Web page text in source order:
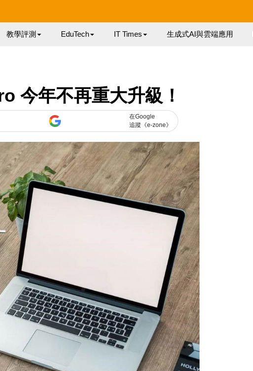
教學評測 EduTech IT Times 生成式AI與雲端應用
今年不再重大升級！
在Google
追蹤《e-zone》